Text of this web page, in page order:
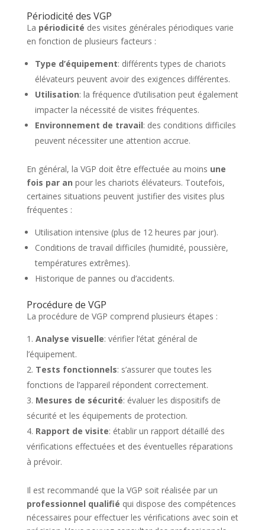
Périodicité des VGP
La périodicité des visites générales périodiques varie
en fonction de plusieurs facteurs :
Type d’équipement: différents types de chariots
élévateurs peuvent avoir des exigences différentes.
Utilisation: la fréquence d’utilisation peut également
impacter la nécessité de visites fréquentes.
Environnement de travail: des conditions difficiles
peuvent nécessiter une attention accrue.
En général, la VGP doit être effectuée au moins une
fois par an pour les chariots élévateurs. Toutefois,
certaines situations peuvent justifier des visites plus
fréquentes :
Utilisation intensive (plus de 12 heures par jour).
Conditions de travail difficiles (humidité, poussière,
températures extrêmes).
Historique de pannes ou d’accidents.
Procédure de VGP
La procédure de VGP comprend plusieurs étapes :
Analyse visuelle: vérifier l’état général de
l’équipement.
Tests fonctionnels: s’assurer que toutes les
fonctions de l’appareil répondent correctement.
Mesures de sécurité: évaluer les dispositifs de
sécurité et les équipements de protection.
Rapport de visite: établir un rapport détaillé des
vérifications effectuées et des éventuelles réparations
à prévoir.
Il est recommandé que la VGP soit réalisée par un
professionnel qualifié qui dispose des compétences
nécessaires pour effectuer les vérifications avec soin et